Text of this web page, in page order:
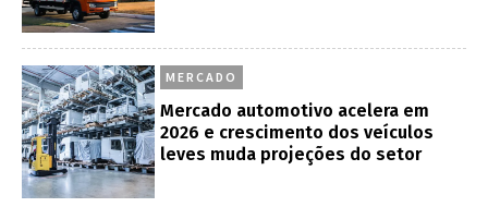
MERCADO
Mercado automotivo acelera em
2026 e crescimento dos veículos
leves muda projeções do setor